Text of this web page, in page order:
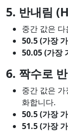
5. 반내림
중간 값은
50.5 (가장
50.05 (가장
6. 짝수로
중간 값은
화합니다.
50.5 (가장
51.5 (가장